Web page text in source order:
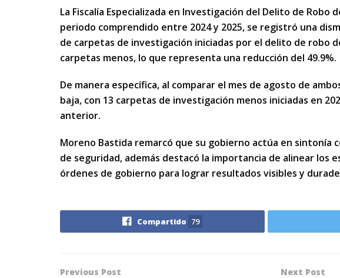
La Fiscalía Especializada en Investigación del Delito de
periodo comprendido entre 2024 y 2025, se registró una
de carpetas de investigación iniciadas por el delito de robo
carpetas menos, lo que representa una reducción del 49.9%.
De manera específica, al comparar el mes de agosto de
baja, con 13 carpetas de investigación menos iniciadas en
anterior.
Moreno Bastida remarcó que su gobierno actúa en sintonía
de seguridad, además destacó la importancia de alinear los
órdenes de gobierno para lograr resultados visibles y
Compartido 79
Previous Post Next Post